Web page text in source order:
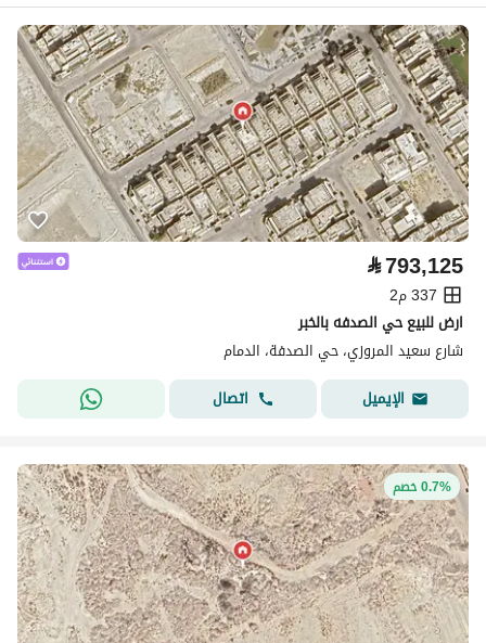
⃁793,125
337 م2
ارض للبيع حي الصدفه بالخبر
شارع سعيد المروزي، حي الصدفة، الدمام
الإيميل
اتصال
0.7% خصم